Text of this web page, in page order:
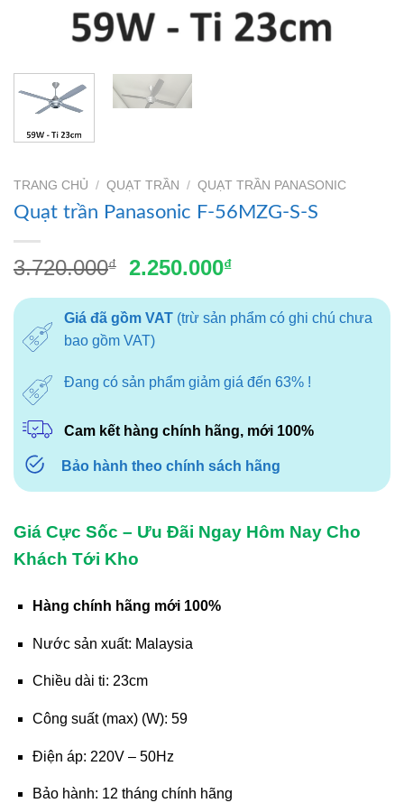
TRANG CHỦ / QUẠT TRẦN / QUẠT TRẦN PANASONIC
Quạt trần Panasonic F-56MZG-S-S
3.720.000₫
Giá
là:
3.720.000₫.
2.250.000₫Giá
tại
là:
Giá đã gồm VAT(trừ sản phẩm có ghi chú chưa
bao gồm VAT)
Đang có sản phẩm giảm giá đến 63% !
Cam kết hàng chính hãng, mới 100%
Bảo hành theo chính sách hãng
Giá Cực Sốc – Ưu Đãi Ngay Hôm Nay Cho
Khách Tới Kho
Hàng chính hãng mới 100%
Nước sản xuất: Malaysia
Chiều dài ti: 23cm
Công suất (max) (W): 59
Điện áp: 220V – 50Hz
Bảo hành: 12 tháng chính hãng